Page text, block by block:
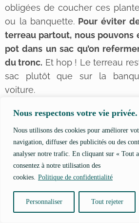
Nous respectons votre vie privée.
Nous utilisons des cookies pour améliorer
navigation, diffuser des publicités ou des
analyser notre trafic. En cliquant sur « Tout
consentez à notre utilisation des
cookies. Politique de confidentialité
Personnaliser Tout rejeter
obligées de coucher ces
ou la banquette. Pour éviter
terreau partout, nous pouvons
pot dans un sac qu’on
du tronc. Et hop ! Le terreau
sac plutôt que sur la
voiture.
Les sacs peuvent aussi être
déplace des plantes
comme un palmier ou une
gagner de la place et rendre la
enfiler le sac par-dessus,
bonnet.De cette manière,